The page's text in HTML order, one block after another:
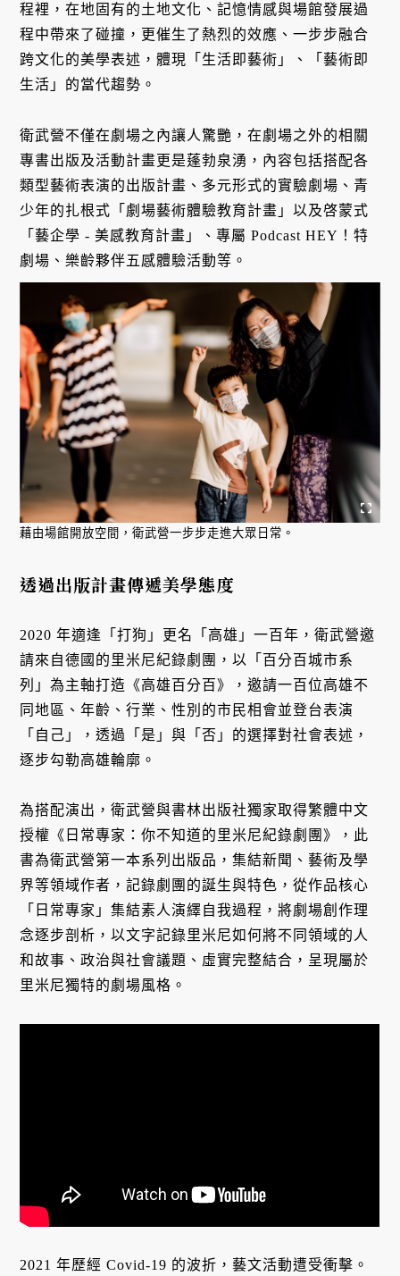
程裡，在地固有的土地文化、記憶情感與場館發展過
程中帶來了碰撞，更催生了熱烈的效應、一步步融合
跨文化的美學表述，體現「生活即藝術」、「藝術即
生活」的當代趨勢。
衛武營不僅在劇場之內讓人驚艷，在劇場之外的相關
專書出版及活動計畫更是蓬勃泉湧，內容包括搭配各
類型藝術表演的出版計畫、多元形式的實驗劇場、青
少年的扎根式「劇場藝術體驗教育計畫」以及啓蒙式
「藝企學 - 美感教育計畫」、專屬 Podcast HEY！特
劇場、樂齡夥伴五感體驗活動等。
藉由場館開放空間，衛武營一步步走進大眾日常。
透過出版計畫傳遞美學態度
2020 年適逢「打狗」更名「高雄」一百年，衛武營邀
請來自德國的里米尼紀錄劇團，以「百分百城市系
列」為主軸打造《高雄百分百》，邀請一百位高雄不
同地區、年齡、行業、性別的市民相會並登台表演
「自己」，透過「是」與「否」的選擇對社會表述，
逐步勾勒高雄輪廓。
為搭配演出，衛武營與書林出版社獨家取得繁體中文
授權《日常專家：你不知道的里米尼紀錄劇團》，此
書為衛武營第一本系列出版品，集結新聞、藝術及學
界等領域作者，記錄劇團的誕生與特色，從作品核心
「日常專家」集結素人演繹自我過程，將劇場創作理
念逐步剖析，以文字記錄里米尼如何將不同領域的人
和故事、政治與社會議題、虛實完整結合，呈現屬於
里米尼獨特的劇場風格。
2021 年歷經 Covid-19 的波折，藝文活動遭受衝擊。